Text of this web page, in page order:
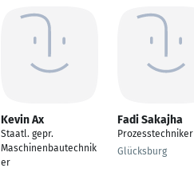
Kevin Ax
Staatl. gepr.
Maschinenbautechnik
er
Fadi Sakajha
Prozesstechniker
Glücksburg